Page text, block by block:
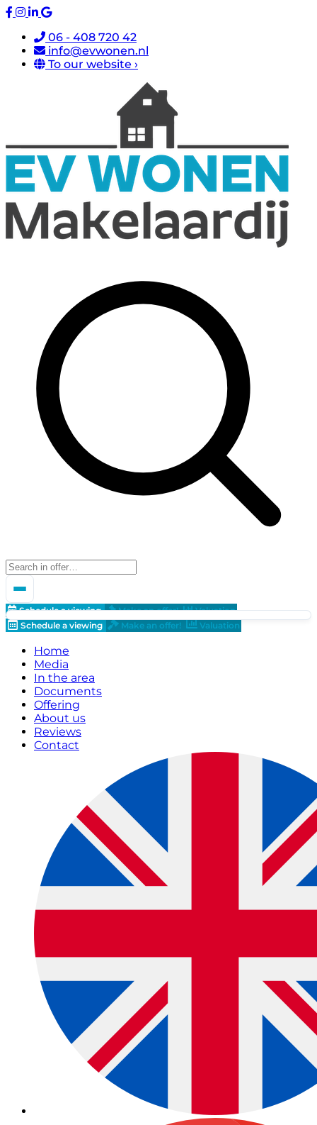
06 - 408 720 42
info@evwonen.nl
To our website ›
Schedule a viewing Make an offer!
Valuation
Schedule a viewing
Make an offer! Valuation
Home
Media
In the area
Documents
Offering
About us
Reviews
Contact